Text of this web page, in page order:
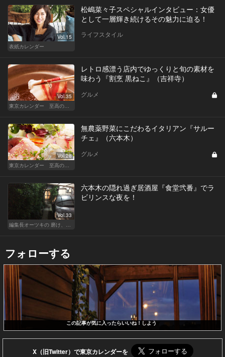
Vol.15
表紙カレンダー
松嶋菜々子スペシャルインタビュー：女優
として一層輝き続けるその魅力に迫る！
ライフスタイル
Vol.35
レトロ感漂う店内でゆっくりと旬の素材を
味わう『割烹 黒ねこ』（吉祥寺）
グルメ
Vol.28
無農薬野菜にこだわるイタリアン『サルー
チェ』（六本木）
グルメ
Vol.33
六本木の隠れ過ぎ居酒屋『食堂弐番』でラ
ビリンスな夜を！
フォローする
この記事が気に入ったらいいね！しよう
X（旧Twitter）で東京カレンダーを